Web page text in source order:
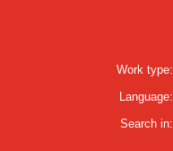
Work type:
Language:
Search in: